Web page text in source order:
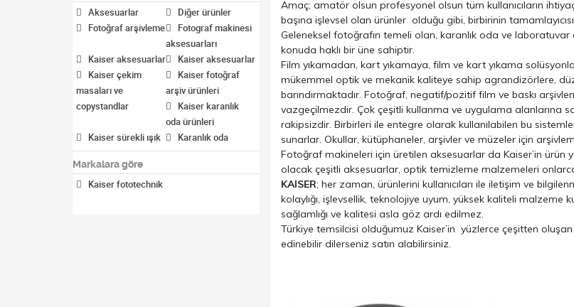
Aksesuarlar
Diğer ürünler
Fotoğraf arşivleme
Fotograf makinesi
aksesuarları
Kaiser aksesuarlar
Kaiser aksesuarlar
Kaiser çekim
masaları ve
copystandlar
Kaiser fotoğraf
arşiv ürünleri
Kaiser karanlık
oda ürünleri
Kaiser sürekli ışık
setleri
Karanlık oda
Speedlite
Stüdyo ışık
Markalara göre
Kaiser fototechnik
Amaç; amatör olsun profesyonel olsun tüm kullanıcıların
başına işlevsel olan ürünler olduğu gibi, birbirinin
Geleneksel fotoğrafın temeli olan, karanlık oda ve laboratuvar
konuda haklı bir üne sahiptir.
Film yıkamadan, kart yıkamaya, film ve kart yıkama
mükemmel optik ve mekanik kaliteye sahip agrandizörlere,
barındırmaktadır. Fotoğraf, negatif/pozitif film ve baskı
vazgeçilmezdir. Çok çeşitli kullanma ve uygulama alanlarına
rakipsizdir. Birbirleri ile entegre olarak kullanılabilen bu
sunarlar. Okullar, kütüphaneler, arşivler ve müzeler için
Fotoğraf makineleri için üretilen aksesuarlar da Kaiser’in ürün
olacak çeşitli aksesuarlar, optik temizleme malzemeleri
KAISER; her zaman, ürünlerini kullanıcıları ile iletişim ve
kolaylığı, işlevsellik, teknolojiye uyum, yüksek kaliteli malzeme
sağlamlığı ve kalitesi asla göz ardı edilmez.
Türkiye temsilcisi olduğumuz Kaiser’in yüzlerce çeşitten
edinebilir dilerseniz satın alabilirsiniz.